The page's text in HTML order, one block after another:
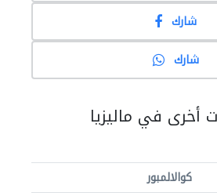
شارك
شارك
في ماليزيا
كوالالمبور